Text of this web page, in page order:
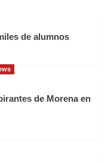
de alumnos
de Morena en